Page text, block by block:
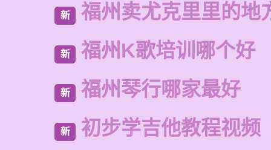
新 福州卖尤克里里的地
新 福州K歌培训哪个好
新 福州琴行哪家最好
新 初步学吉他教程视频